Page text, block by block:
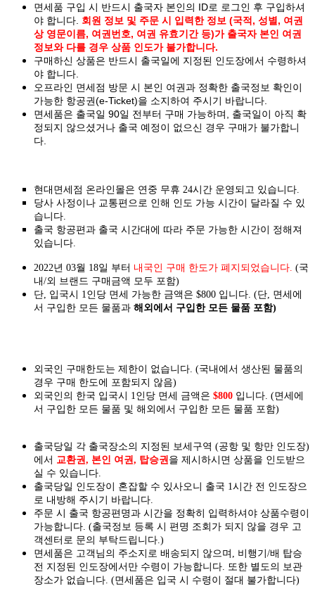
면세품 구입 시 반드시 출국자 본인의 ID로 로그인 후 구입하셔
야 합니다. 회원 정보 및 주문 시 입력한 정보 (국적, 성별, 여권
상 영문이름, 여권번호, 여권 유효기간 등)가 출국자 본인 여권
정보와 다를 경우 상품 인도가 불가합니다.
구매하신 상품은 반드시 출국일에 지정된 인도장에서 수령하셔
야 합니다.
오프라인 면세점 방문 시 본인 여권과 정확한 출국정보 확인이
가능한 항공권(e-Ticket)을 소지하여 주시기 바랍니다.
면세품은 출국일 90일 전부터 구매 가능하며, 출국일이 아직 확
정되지 않으셨거나 출국 예정이 없으신 경우 구매가 불가합니
다.
현대면세점 온라인몰은 연중 무휴 24시간 운영되고 있습니다.
당사 사정이나 교통편으로 인해 인도 가능 시간이 달라질 수 있
습니다.
출국 항공편과 출국 시간대에 따라 주문 가능한 시간이 정해져
있습니다.
2022년 03월 18일 부터 내국인 구매 한도가 폐지되었습니다. (국
내/외 브랜드 구매금액 모두 포함)
단, 입국시 1인당 면세 가능한 금액은 $800 입니다. (단, 면세에
서 구입한 모든 물품과 해외에서 구입한 모든 물품 포함)
외국인 구매한도는 제한이 없습니다. (국내에서 생산된 물품의
경우 구매 한도에 포함되지 않음)
외국인의 한국 입국시 1인당 면세 금액은 $800 입니다. (면세에
서 구입한 모든 물품 및 해외에서 구입한 모든 물품 포함)
출국당일 각 출국장소의 지정된 보세구역 (공항 및 항만 인도장)
에서 교환권, 본인 여권, 탑승권 을 제시하시면 상품을 인도 받으
실 수 있습니다.
출국당일 인도장이 혼잡할 수 있사오니 출국 1시간 전 인도장으
로 내방해 주시기 바랍니다.
주문 시 출국 항공편명과 시간을 정확히 입력하셔야 상품수령이
가능합니다. (출국정보 등록 시 편명 조회가 되지 않을 경우 고
객센터로 문의 부탁드립니다.)
면세품은 고객님의 주소지로 배송되지 않으며, 비행기/배 탑승
전 지정된 인도장에서만 수령이 가능합니다. 또한 별도의 보관
장소가 없습니다. (면세품은 입국 시 수령이 절대 불가합니다)